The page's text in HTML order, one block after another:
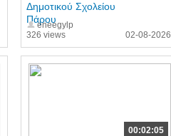
326 views
Δημοτικού Σχολείου
Πάρου
eneegylp
02-08-2026
00:02:05